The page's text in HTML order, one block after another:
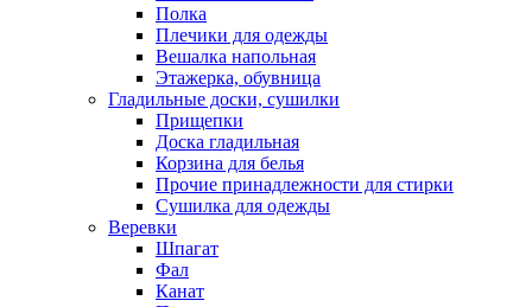
Полка
Плечики для одежды
Вешалка напольная
Этажерка, обувница
Гладильные доски, сушилки
Прищепки
Доска гладильная
Корзина для белья
Прочие принадлежности для стирки
Сушилка для одежды
Веревки
Шпагат
Фал
Канат